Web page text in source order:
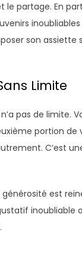
partage. En
son assiette
Limite
pas de limite.
portion
C’est
est
inoubliable